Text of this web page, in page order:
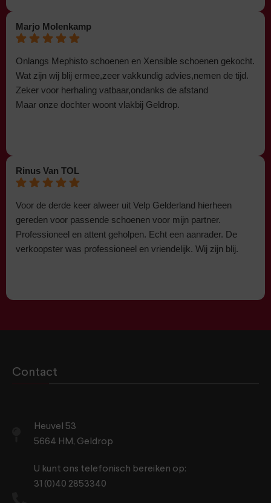
Marjo Molenkamp
Onlangs Mephisto schoenen en Xensible schoenen gekocht.
Wat zijn wij blij ermee,zeer vakkundig advies,nemen de tijd.
Zeker voor herhaling vatbaar,ondanks de afstand
Maar onze dochter woont vlakbij Geldrop.
Rinus Van TOL
Voor de derde keer alweer uit Velp Gelderland hierheen
gereden voor passende schoenen voor mijn partner.
Professioneel en attent geholpen. Echt een aanrader. De
verkoopster was professioneel en vriendelijk. Wij zijn blij.
Contact
Heuvel 53
5664 HM, Geldrop
U kunt ons telefonisch bereiken op:
31 (0)40 2853340